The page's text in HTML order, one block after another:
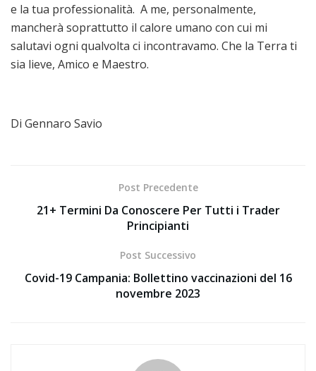
e la tua professionalità. A me, personalmente,
mancherà soprattutto il calore umano con cui mi
salutavi ogni qualvolta ci incontravamo. Che la Terra ti
sia lieve, Amico e Maestro.
Di Gennaro Savio
Post Precedente
21+ Termini Da Conoscere Per Tutti i Trader
Principianti
Post Successivo
Covid-19 Campania: Bollettino vaccinazioni del 16
novembre 2023